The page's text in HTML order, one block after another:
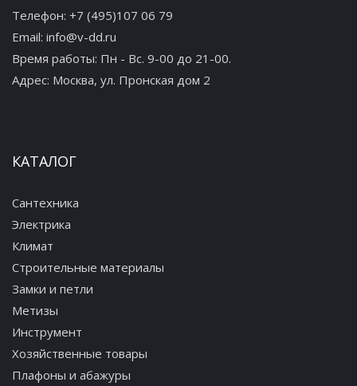
Телефон: +7 (495)107 06 79
Email: info@v-dd.ru
Время работы: Пн - Вс. 9-00 до 21-00.
Адрес: Москва, ул. Пронская дом 2
КАТАЛОГ
Сантехника
Электрика
Климат
Строительные материалы
Замки и петли
Метизы
Инструмент
Хозяйственные товары
Плафоны и абажуры